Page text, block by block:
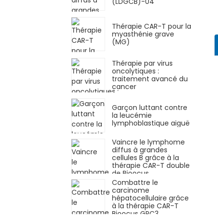
Thérapie CAR-T pour la
myasthénie grave
(MG)
Thérapie par virus
oncolytiques :
traitement avancé du
cancer
Garçon luttant contre
la leucémie
lymphoblastique aiguë
Vaincre le lymphome
diffus à grandes
cellules B grâce à la
thérapie CAR-T double
de Bioocus
Combattre le
carcinome
hépatocellulaire grâce
à la thérapie CAR-T
Bioocus GPC3